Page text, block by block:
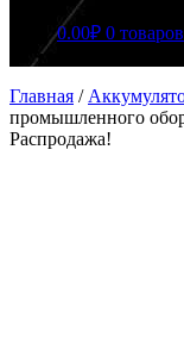
0.00₽ 0 товаров
Главная /
промышленного
Распродажа!